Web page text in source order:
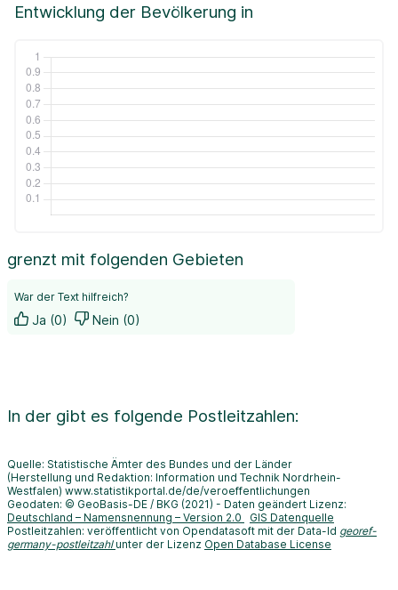
Entwicklung der Bevölkerung in
grenzt mit folgenden Gebieten
War der Text hilfreich?
Ja (0) Nein (0)
In der gibt es folgende Postleitzahlen:
Quelle: Statistische Ämter des Bundes und der Länder
(Herstellung und Redaktion: Information und Technik Nordrhein-
Westfalen) www.statistikportal.de/de/veroeffentlichungen
Geodaten: © GeoBasis-DE / BKG (2021) - Daten geändert Lizenz:
Deutschland – Namensnennung – Version 2.0
GIS Datenquelle
Postleitzahlen: veröffentlicht von Opendatasoft mit der Data-Id georef-
germany-postleitzahl unter der Lizenz Open Database License